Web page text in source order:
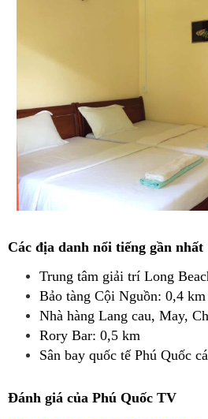
Các địa danh nổi tiếng gần nhất
Trung tâm giải trí Long
Bảo tàng Cội Nguồn: 0,4 km
Nhà hàng Lang cau, May,
Rory Bar: 0,5 km
Sân bay quốc tế Phú Quốc
Đánh giá của Phú Quốc TV